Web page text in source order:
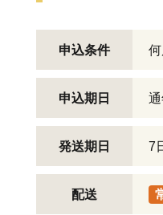
申込条件
申込期日
発送期日 7
配送